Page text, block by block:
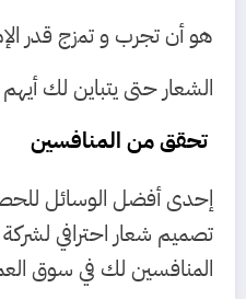
هو أن تجرب و تمزج قدر
الشعار حتى يتباين لك
تحقق من المنافسين
إحدى أفضل الوسائل
تصميم شعار احترافي
المنافسين لك في سوق